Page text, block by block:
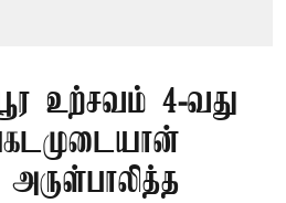
உற்சவம் 4-வது
அருள்பாலித்த